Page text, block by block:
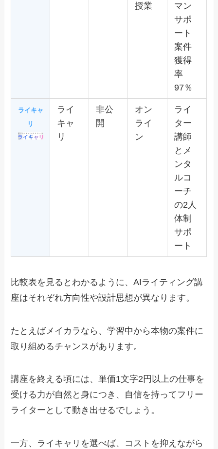
授業
マン
サポ
ート
案件
獲得
率
97％
ライキャ
リ
ライ
キャ
リ
非公
開
オン
ライ
ン
ライ
ター
講師
とメ
ンタ
ルコ
ーチ
の2人
体制
サポ
ート
比較表を見るとわかるように、AIライティング講
座はそれぞれ方向性や設計思想が異なります。
たとえばメイカラなら、学習中から本物の案件に
取り組めるチャンスがあります。
講座を終える頃には、単価1文字2円以上の仕事を
受ける力が自然と身につき、自信を持ってフリー
ライターとして動き出せるでしょう。
一方、ライキャリを選べば、コストを抑えながら